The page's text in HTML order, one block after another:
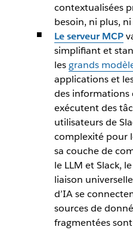
contextualisées
besoin, ni plus,
Le serveur MCP
simplifiant et
lesgrands
applications et
des informations
exécutent des
utilisateurs de
complexité pour
sa couche de
le LLM et Slack,
liaison
d’IA se
sources de
fragmentées